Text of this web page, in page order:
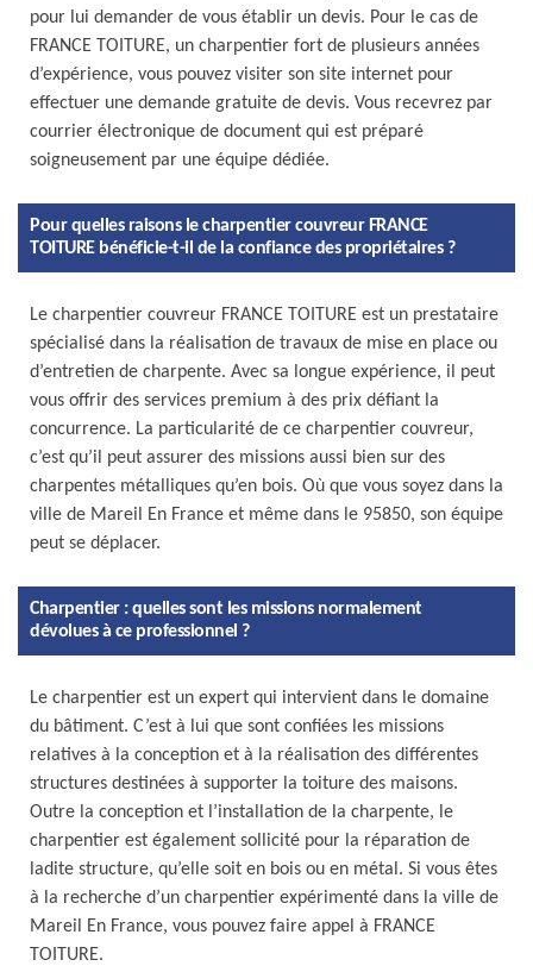
pour lui demander de vous établir un devis. Pour le cas de
FRANCE TOITURE, un charpentier fort de plusieurs années
d’expérience, vous pouvez visiter son site internet pour
effectuer une demande gratuite de devis. Vous recevrez par
courrier électronique de document qui est préparé
soigneusement par une équipe dédiée.
Pour quelles raisons le charpentier couvreur FRANCE
TOITURE bénéficie-t-il de la confiance des propriétaires ?
Le charpentier couvreur FRANCE TOITURE est un prestataire
spécialisé dans la réalisation de travaux de mise en place ou
d’entretien de charpente. Avec sa longue expérience, il peut
vous offrir des services premium à des prix défiant la
concurrence. La particularité de ce charpentier couvreur,
c’est qu’il peut assurer des missions aussi bien sur des
charpentes métalliques qu’en bois. Où que vous soyez dans la
ville de Mareil En France et même dans le 95850, son équipe
peut se déplacer.
Charpentier : quelles sont les missions normalement
dévolues à ce professionnel ?
Le charpentier est un expert qui intervient dans le domaine
du bâtiment. C’est à lui que sont confiées les missions
relatives à la conception et à la réalisation des différentes
structures destinées à supporter la toiture des maisons.
Outre la conception et l’installation de la charpente, le
charpentier est également sollicité pour la réparation de
ladite structure, qu’elle soit en bois ou en métal. Si vous êtes
à la recherche d’un charpentier expérimenté dans la ville de
Mareil En France, vous pouvez faire appel à FRANCE
TOITURE.